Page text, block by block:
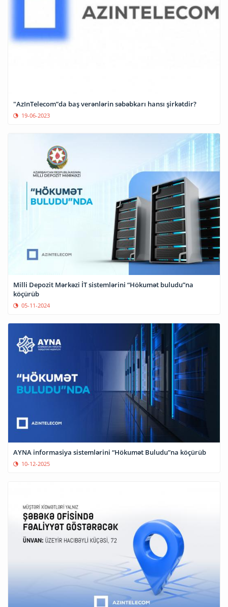
"AzInTelecom”da baş verənlərin səbəbkarı hansı şirkətdir?
19-06-2023
Milli Depozit Mərkəzi İT sistemlərini “Hökumət buludu”na
köçürüb
05-11-2024
AYNA informasiya sistemlərini “Hökumət Buludu”na köçürüb
10-12-2025